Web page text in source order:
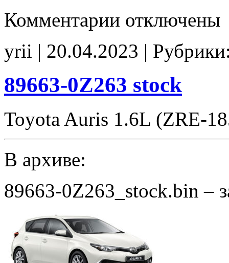
Комментарии записи
E2
Stage1
noCHK
отключены
yrii | 20.04.2023 |
89663-0Z263 stock
Toyota Auris 1.6L (ZRE-
В архиве:
89663-0Z263_stock.bin –